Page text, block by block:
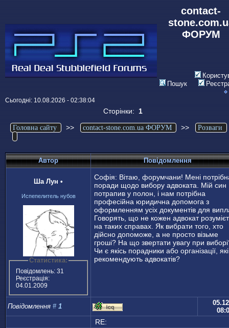
contact-
ФОРУМ
Пошук
Сьогодні: 10.08.2026 - 02:38:04
Сторінки:1
Головна сайту >> contact-stone.com.ua ФОРУМ >> Розваги
Автор Повідомлення
Ша Лун •
Испепелитель нубов
Статистика:
Повідомлень: 31
Реєстрація:
04.01.2009
Софія: Вітаю, форумчани! Мені
поради щодо вибору адвоката. Мій син
потрапив у полон, і нам потрібна
професійна юридична допомога з
оформленням усіх документів для
Говорять, що не кожен адвокат
на таких справах. Як вибрати того, хто
дійсно допоможе, а не просто візьме
гроші? На що звертати увагу при
Чи є якісь порадники або організації, які
рекомендують адвокатів?
Повідомлення # 1
RE: